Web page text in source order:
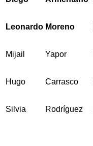
Leonardo Moreno
Mijail Yapor
Hugo Carrasco
Silvia Rodríguez